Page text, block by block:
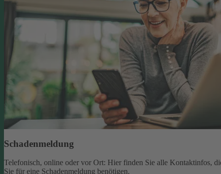
Schadenmeldung
Telefonisch, online oder vor Ort: Hier finden Sie alle Kontaktinfos,
Sie für eine Schadenmeldung benötigen.